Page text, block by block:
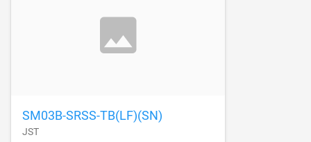
SM03B-SRSS-TB(LF)(SN)
JST